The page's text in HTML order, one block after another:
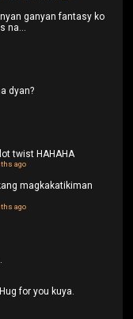
ganyan fantasy ko
na...
dyan?
twist HAHAHA
ago
magkakatikiman
ago
for you kuya.